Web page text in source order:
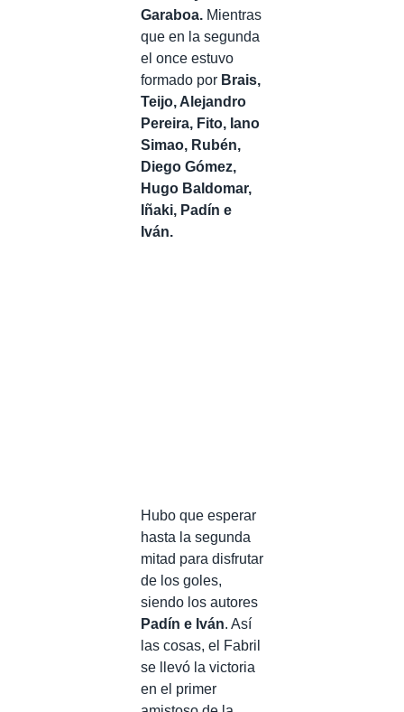
Garaboa. Mientras
que en la segunda
el once estuvo
formado por Brais,
Teijo, Alejandro
Pereira, Fito, Iano
Simao, Rubén,
Diego Gómez,
Hugo Baldomar,
Iñaki, Padín e
Iván.
Hubo que esperar
hasta la segunda
mitad para disfrutar
de los goles,
siendo los autores
Padín e Iván. Así
las cosas, el Fabril
se llevó la victoria
en el primer